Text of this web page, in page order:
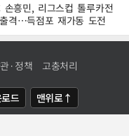
손흥민, 리그스컵 톨루카전
격…득점포 재가동 도전
·정책 고충처리
드 맨위로↑